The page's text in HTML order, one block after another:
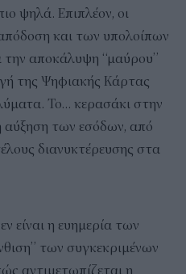
ψηλά. Επιπλέον, οι
και των υπολοίπων
αποκάλυψη “μαύρου”
της Ψηφιακής Κάρτας
Το… κερασάκι στην
αύξηση των εσόδων, από
διανυκτέρευσης στα
είναι η ευημερία των
των συγκεκριμένων
αντιμετωπίζεται η